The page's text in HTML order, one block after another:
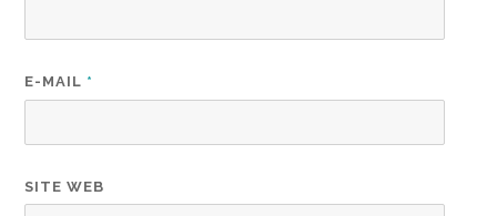
E-MAIL *
SITE WEB